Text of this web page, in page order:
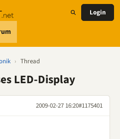
Login
› Thread
LED-Display
2009-02-27 16:20#1175401